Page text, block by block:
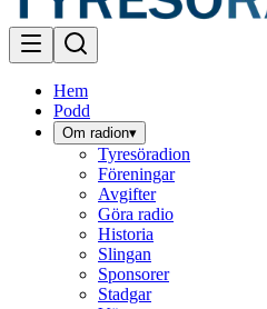
Hem
Podd
Om radion▾
Tyresöradion
Föreningar
Avgifter
Göra radio
Historia
Slingan
Sponsorer
Stadgar